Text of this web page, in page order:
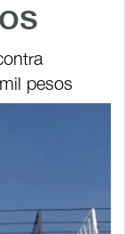
pesos